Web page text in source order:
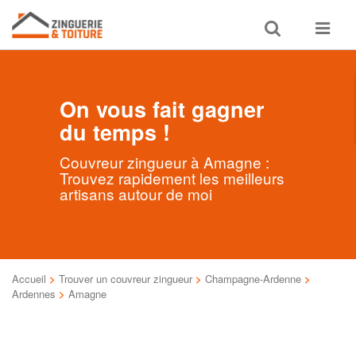
Toggle
search
Toggle
On vous fait gagner
du temps !
Couvreur zingueur à Amagne :
Trouvez rapidement les meilleurs
artisans autour de moi
Accueil > Trouver un couvreur zingueur > Champagne-Ardenne >
Ardennes > Amagne